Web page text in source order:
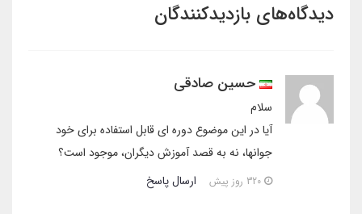
دیدگاه‌های بازدیدکنندگان
حسین صادقی
سلام
آیا در این موضوع دوره ای قابل استفاده برای خود
جوانها، نه به قصد آموزش دیگران، موجود است؟
ارسال پاسخ